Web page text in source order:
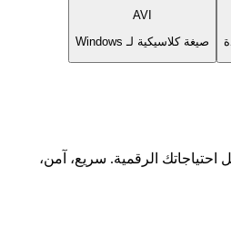
AVI
صيغة كلاسيكية لـ Windows
احتياجاتك الرقمية. سريع، آمن،